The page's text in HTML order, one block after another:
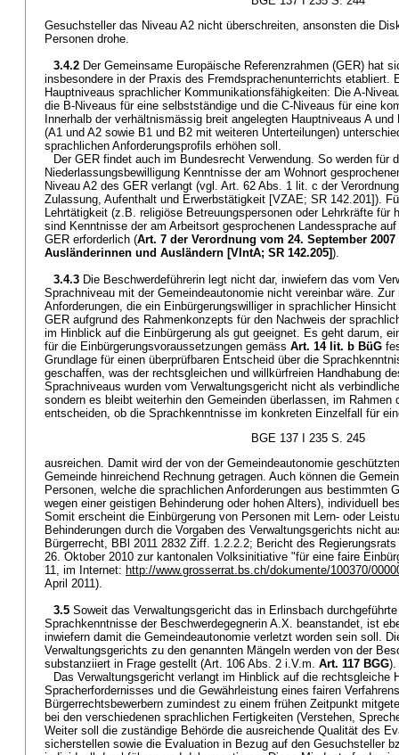
Gesuchsteller das Niveau A2 nicht überschreiten, ansonsten die
Personen drohe.
3.4.2 Der Gemeinsame Europäische Referenzrahmen (GER) hat
insbesondere in der Praxis des Fremdsprachenunterrichts etabliert.
Hauptniveaus sprachlicher Kommunikationsfähigkeiten: Die A-
die B-Niveaus für eine selbstständige und die C-Niveaus für eine
Innerhalb der verhältnismässig breit angelegten Hauptniveaus A
(A1 und A2 sowie B1 und B2 mit weiteren Unterteilungen)
sprachlichen Anforderungsprofils erhöhen soll.
Der GER findet auch im Bundesrecht Verwendung. So werden für
Niederlassungsbewilligung Kenntnisse der am Wohnort
Niveau A2 des GER verlangt (vgl. Art. 62 Abs. 1 lit. c der
Zulassung, Aufenthalt und Erwerbstätigkeit [VZAE; SR 142.201]).
Lehrtätigkeit (z.B. religiöse Betreuungspersonen oder Lehrkräfte für
sind Kenntnisse der am Arbeitsort gesprochenen Landessprache
GER erforderlich (Art. 7 der Verordnung vom 24. September
Ausländerinnen und Ausländern [VlntA; SR 142.205]).
3.4.3 Die Beschwerdeführerin legt nicht dar, inwiefern das vom
Sprachniveau mit der Gemeindeautonomie nicht vereinbar wäre. Zur
Anforderungen, die ein Einbürgerungswilliger in sprachlicher
GER aufgrund des Rahmenkonzepts für den Nachweis der
im Hinblick auf die Einbürgerung als gut geeignet. Es geht darum,
für die Einbürgerungsvoraussetzungen gemäss Art. 14 lit. b BüG
Grundlage für einen überprüfbaren Entscheid über die
geschaffen, was der rechtsgleichen und willkürfreien Handhabung
Sprachniveaus wurden vom Verwaltungsgericht nicht als
sondern es bleibt weiterhin den Gemeinden überlassen, im Rahmen
entscheiden, ob die Sprachkenntnisse im konkreten Einzelfall für
BGE 137 I 235 S. 245
ausreichen. Damit wird der von der Gemeindeautonomie
Gemeinde hinreichend Rechnung getragen. Auch können die
Personen, welche die sprachlichen Anforderungen aus bestimmten
wegen einer geistigen Behinderung oder hohen Alters), individuell
Somit erscheint die Einbürgerung von Personen mit Lern- oder
Behinderungen durch die Vorgaben des Verwaltungsgerichts nicht
Bürgerrecht, BBl 2011 2832 Ziff. 1.2.2.2; Bericht des
26. Oktober 2010 zur kantonalen Volksinitiative "für eine faire
11, im Internet: http://www.grosserrat.bs.ch/dokumente/100370/
April 2011).
3.5 Soweit das Verwaltungsgericht das in Erlinsbach
Sprachkenntnisse der Beschwerdegegnerin A.X. beanstandet, ist
inwiefern damit die Gemeindeautonomie verletzt worden sein soll.
Verwaltungsgerichts zu den genannten Mängeln werden von der
substanziiert in Frage gestellt (Art. 106 Abs. 2 i.V.m. Art. 117 BGG).
Das Verwaltungsgericht verlangt im Hinblick auf die rechtsgleiche
Spracherfordernisses und die Gewährleistung eines fairen
Bürgerrechtsbewerbern zumindest zu einem frühen Zeitpunkt
bei den verschiedenen sprachlichen Fertigkeiten (Verstehen,
Weiter soll die zuständige Behörde die ausreichende Qualität des
sicherstellen sowie die Evaluation in Bezug auf den Gesuchsteller